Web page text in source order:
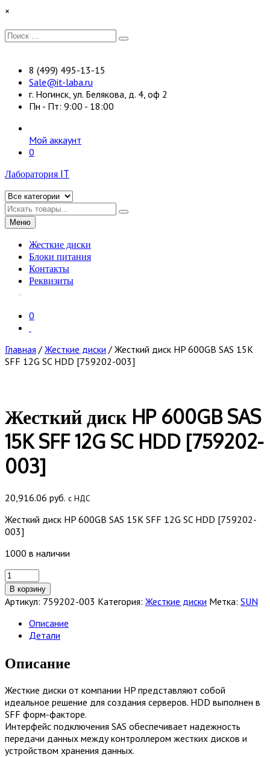
Перейти
содержимому
×
Искать:
Поиск
8 (499) 495-13-15
Sale@it-laba.ru
г. Ногинск, ул. Белякова, д. 4, оф 2
Пн - Пт: 9:00 - 18:00
Мой аккаунт
0
Лаборатория IT
Искать
Меню
Жесткие диски
Блоки питания
Контакты
Реквизиты
0
Главная / Жесткие диски / Жесткий диск HP 600GB SAS 15K
SFF 12G SC HDD [759202-003]
Жесткий диск HP 600GB SAS
15K SFF 12G SC HDD [759202-
003]
20,916.06 руб. с НДС
Жесткий диск HP 600GB SAS 15K SFF 12G SC HDD [759202-
003]
1000 в наличии
Количество
товара
Жесткий
диск
600GB
15K
SFF
SC
HDD
[759202-
003]
В корзину
Артикул: 759202-003 Категория: Жесткие диски Метка: SUN
Описание
Детали
Описание
Жесткие диски от компании HP представляют собой
идеальное решение для создания серверов. HDD выполнен в
SFF форм-факторе.
Интерфейс подключения SAS обеспечивает надежность
передачи данных между контроллером жестких дисков и
устройством хранения данных.